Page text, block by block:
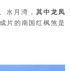
水月湾， 其中龙凤
片的南国红枫煞是